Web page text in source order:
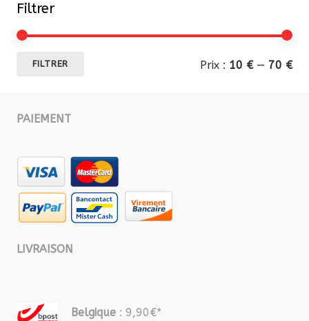
Filtrer
FILTRER Prix : 10 €— 70 €
PAIEMENT
LIVRAISON
Belgique : 9,90€*